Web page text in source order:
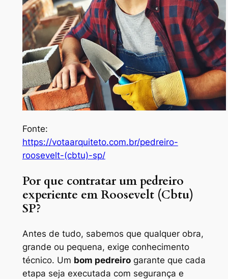
Fonte:
https://votaarquiteto.com.br/pedreiro-
roosevelt-(cbtu)-sp/
Por que contratar um pedreiro
experiente em Roosevelt (Cbtu)
SP?
Antes de tudo, sabemos que qualquer obra,
grande ou pequena, exige conhecimento
técnico. Um bom pedreirogarante que cada
etapa seja executada com segurança e